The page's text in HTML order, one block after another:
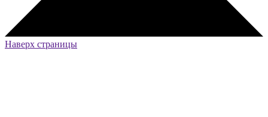
Наверх страницы